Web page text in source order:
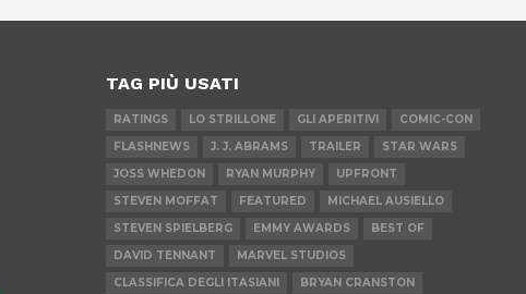
TAG PIÙ USATI
RATINGS LO STRILLONE GLI APERITIVI
COMIC-CON
FLASHNEWS
J. J. ABRAMS TRAILER
STAR WARS
JOSS WHEDON
RYAN MURPHY
UPFRONT
STEVEN MOFFAT
FEATURED
MICHAEL AUSIELLO
STEVEN SPIELBERG
EMMY AWARDS
BEST OF
DAVID TENNANT
MARVEL STUDIOS
CLASSIFICA DEGLI ITASIANI
BRYAN CRANSTON